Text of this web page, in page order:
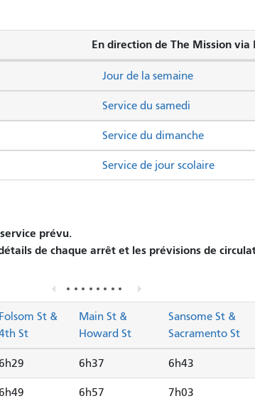
En direction de The Mission via
Service du samedi
Service du dimanche
Jour de la semaine
Service de jour scolaire
prévu.
de chaque arrêt et les prévisions de
Folsom St &
St
Main St &
Howard St
Sansome St &
Sacramento St
6h37 6h43
6h57 7h03